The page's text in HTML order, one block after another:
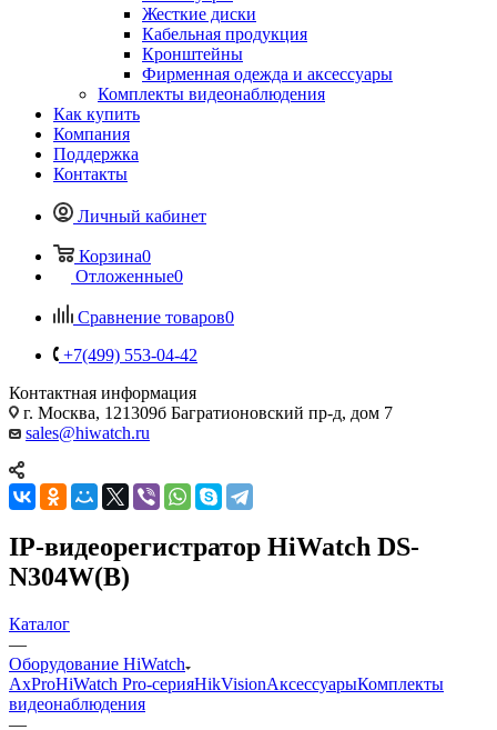
Жесткие диски
Кабельная продукция
Кронштейны
Фирменная одежда и аксессуары
Комплекты видеонаблюдения
Как купить
Компания
Поддержка
Контакты
Личный кабинет
Корзина0
Отложенные0
Сравнение товаров0
+7(499) 553-04-42
Контактная информация
г. Москва, 121309б Багратионовский пр-д, дом 7
sales@hiwatch.ru
IP-видеорегистратор HiWatch DS-
N304W(B)
Каталог
—
Оборудование HiWatch
AxProHiWatch Pro-серияHikVisionАксессуарыКомплекты
видеонаблюдения
—